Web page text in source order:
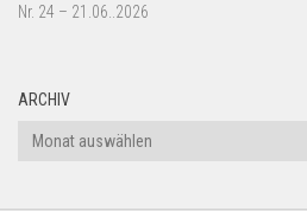
Nr. 24 – 21.06..2026
ARCHIV
Archiv